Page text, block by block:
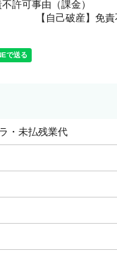
許可事由（課金）
【自己破産】免
・未払残業代